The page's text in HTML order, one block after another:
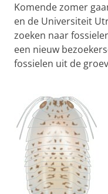
Komende zomer
en de Universiteit
zoeken naar
een nieuw
fossielen uit de